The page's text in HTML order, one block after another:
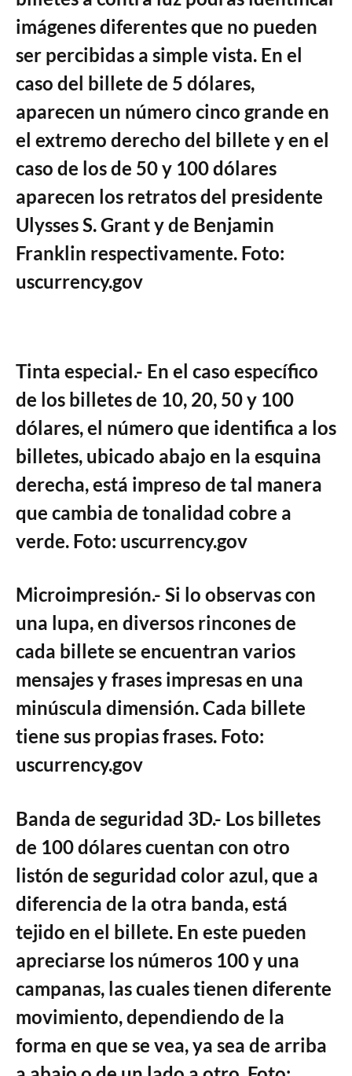
imágenes diferentes que no pueden
ser percibidas a simple vista. En el
caso del billete de 5 dólares,
aparecen un número cinco grande en
el extremo derecho del billete y en el
caso de los de 50 y 100 dólares
aparecen los retratos del presidente
Ulysses S. Grant y de Benjamin
Franklin respectivamente. Foto:
uscurrency.gov
Tinta especial.- En el caso específico
de los billetes de 10, 20, 50 y 100
dólares, el número que identifica a los
billetes, ubicado abajo en la esquina
derecha, está impreso de tal manera
que cambia de tonalidad cobre a
verde. Foto: uscurrency.gov
Microimpresión.- Si lo observas con
una lupa, en diversos rincones de
cada billete se encuentran varios
mensajes y frases impresas en una
minúscula dimensión. Cada billete
tiene sus propias frases. Foto:
uscurrency.gov
Banda de seguridad 3D.- Los billetes
de 100 dólares cuentan con otro
listón de seguridad color azul, que a
diferencia de la otra banda, está
tejido en el billete. En este pueden
apreciarse los números 100 y una
campanas, las cuales tienen diferente
movimiento, dependiendo de la
forma en que se vea, ya sea de arriba